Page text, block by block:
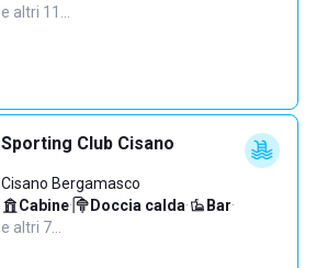
e altri 11…
Sporting Club Cisano
Cisano Bergamasco
Cabine· Doccia calda· Bar·
e altri 7…